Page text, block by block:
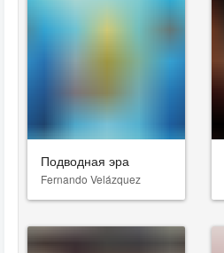
Подводная эра
Fernando Velázquez